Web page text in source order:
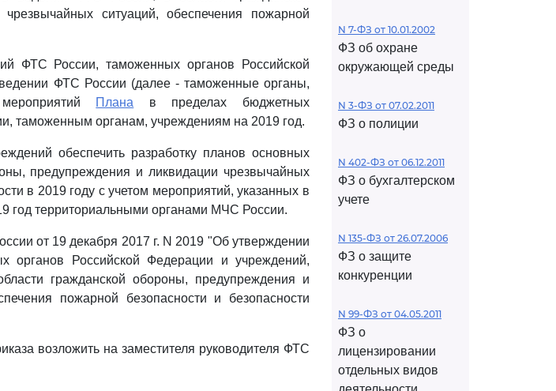
ситуаций, обеспечения пожарной
ФТС России, таможенных органов Российской
ФТС России (далее - таможенные органы,
Плана в пределах бюджетных
таможенным органам, учреждениям на 2019 год.
обеспечить разработку планов основных
предупреждения и ликвидации чрезвычайных
в 2019 году с учетом мероприятий, указанных в
год территориальными органами МЧС России.
от 19 декабря 2017 г. N 2019 "Об утверждении
органов Российской Федерации и учреждений,
гражданской обороны, предупреждения и
пожарной безопасности и безопасности
возложить на заместителя руководителя ФТС
N 7-ФЗ от 10.01.2002
ФЗ об охране
окружающей среды
N 3-ФЗ от 07.02.2011
ФЗ о полиции
N 402-ФЗ от 06.12.2011
ФЗ о бухгалтерском
учете
N 135-ФЗ от 26.07.2006
ФЗ о защите
конкуренции
N 99-ФЗ от 04.05.2011
ФЗ о
лицензировании
отдельных видов